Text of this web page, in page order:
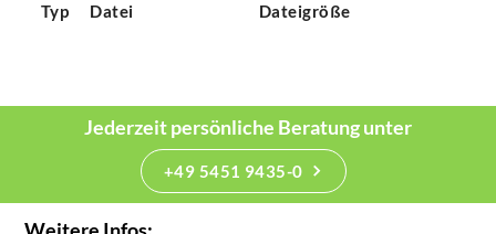
Typ Datei Dateigröße
Jederzeit persönliche Beratung unter
+49 5451 9435-0